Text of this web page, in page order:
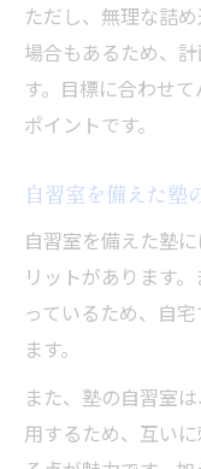
ただし、無理な詰
場合もあるため、
す。目標に合わせ
ポイントです。
自習室を備えた塾
自習室を備えた塾
リットがあります
っているため、自
ます。
また、塾の自習室
用するため、互い